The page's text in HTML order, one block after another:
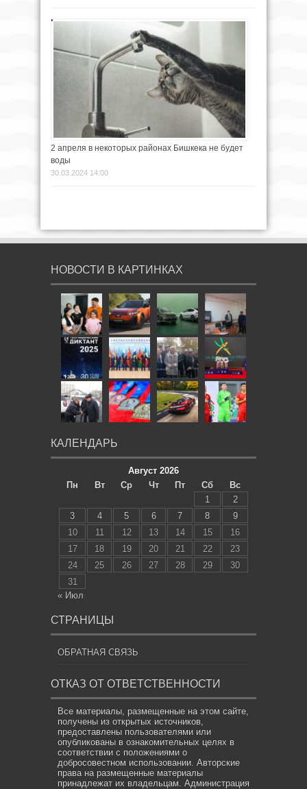
2 апреля в некоторых районах Бишкека не будет
воды
30.03.2024 14:00
НОВОСТИ В КАРТИНКАХ
КАЛЕНДАРЬ
Август 2026
Пн
Вт Ср Чт Пт Сб
Вс
1
2
3
4 5 6 7 8
9
10
11 12 13 14 15
16
17
18 19 20 21 22
23
24
25 26 27 28 29
30
31
« Июл
СТРАНИЦЫ
ОБРАТНАЯ СВЯЗЬ
ОТКАЗ ОТ ОТВЕТСТВЕННОСТИ
Все материалы, размещенные на этом сайте,
получены из открытых источников,
предоставлены пользователями или
опубликованы в ознакомительных целях в
соответствии с положениями о
добросовестном использовании. Авторские
права на размещенные материалы
принадлежат их владельцам. Администрация